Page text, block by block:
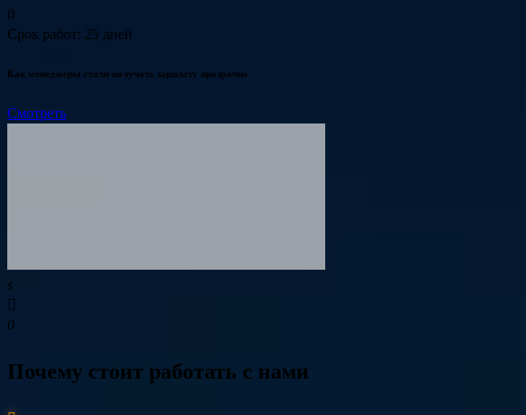
Срок работ: 25 дней
Как менеджеры стали получать зарплату прозрачно
Смотреть
Почему стоит работать с нами